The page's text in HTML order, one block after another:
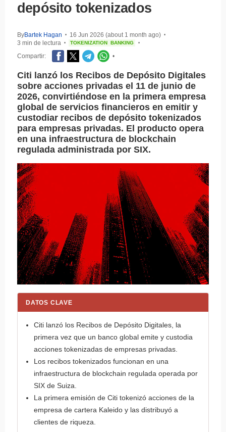
depósito tokenizados
ByBartek Hagan • 16 Jun 2026 (about 1 month ago) •
3 min de lectura • TOKENIZATION BANKING •
Compartir: •
Citi lanzó los Recibos de Depósito Digitales
sobre acciones privadas el 11 de junio de
2026, convirtiéndose en la primera empresa
global de servicios financieros en emitir y
custodiar recibos de depósito tokenizados
para empresas privadas. El producto opera
en una infraestructura de blockchain
regulada administrada por SIX.
DATOS CLAVE
Citi lanzó los Recibos de Depósito Digitales, la
primera vez que un banco global emite y custodia
acciones tokenizadas de empresas privadas.
Los recibos tokenizados funcionan en una
infraestructura de blockchain regulada operada por
SIX de Suiza.
La primera emisión de Citi tokenizó acciones de la
empresa de cartera Kaleido y las distribuyó a
clientes de riqueza.